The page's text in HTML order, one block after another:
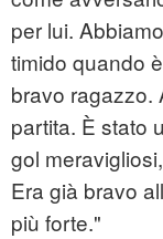
per lui.
timido quando
bravo ragazzo.
partita. È stato
gol
Era già bravo
più forte."